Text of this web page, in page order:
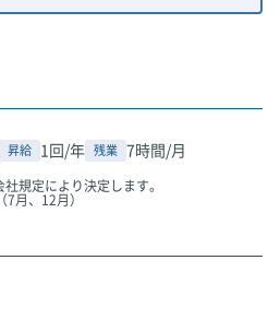
昇給 1回/年 残業 7時間/月
規定により決定します。
月、12月）